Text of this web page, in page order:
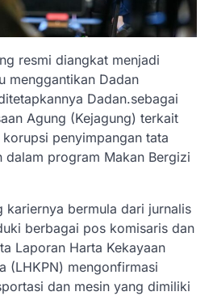
resmi diangkat menjadi
menggantikan Dadan
Dadan.sebagai
Agung (Kejagung) terkait
penyimpangan tata
dalam program Makan Bergizi
kariernya bermula dari jurnalis
berbagai pos komisaris dan
Laporan Harta Kekayaan
(LHKPN) mengonfirmasi
dan mesin yang dimiliki